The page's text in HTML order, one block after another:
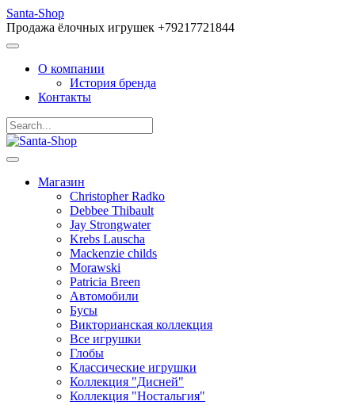
Santa-Shop
Продажа ёлочных игрушек +79217721844
О компании
История бренда
Контакты
Магазин
Christopher Radko
Debbee Thibault
Jay Strongwater
Krebs Lauscha
Mackenzie childs
Morawski
Patricia Breen
Автомобили
Бусы
Викторианская коллекция
Все игрушки
Глобы
Классические игрушки
Коллекция "Дисней"
Коллекция "Ностальгия"